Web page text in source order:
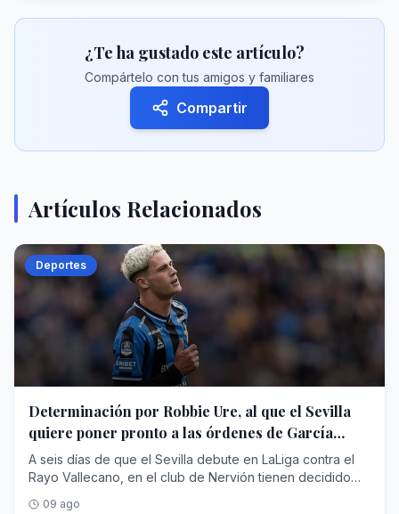
¿Te ha gustado este artículo?
Compártelo con tus amigos y familiares
Compartir
Artículos Relacionados
Deportes
Determinación por Robbie Ure, al que el Sevilla
quiere poner pronto a las órdenes de García
Plaza pese a las dificultades
A seis días de que el Sevilla debute en LaLiga contra el
Rayo Vallecano, en el club de Nervión tienen decidido
09 ago